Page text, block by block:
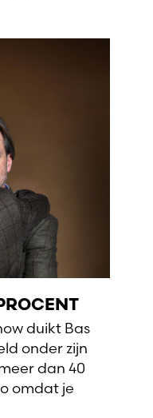
duikt Bas
onder zijn
dan 40
omdat je